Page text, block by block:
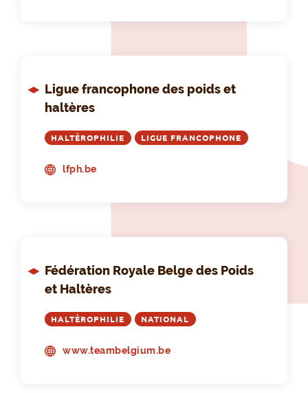
Ligue francophone des poids et
haltères
HALTÉROPHILIE LIGUE FRANCOPHONE
lfph.be
Fédération Royale Belge des Poids
et Haltères
HALTÉROPHILIE NATIONAL
www.teambelgium.be